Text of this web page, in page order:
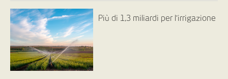
Più di 1,3 miliardi per l’irrigazione